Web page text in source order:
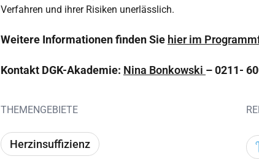
Verfahren und ihrer Risiken unerlässlich.
Weitere Informationen finden Sie hier im
Kontakt DGK-Akademie: Nina Bonkowski – 0211-
THEMENGEBIETE
Herzinsuffizienz